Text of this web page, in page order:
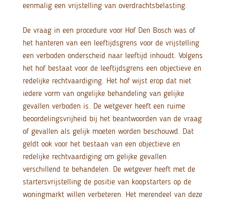
eenmalig een vrijstelling van overdrachtsbelasting.
De vraag in een procedure voor Hof Den Bosch was of
het hanteren van een leeftijdsgrens voor de vrijstelling
een verboden onderscheid naar leeftijd inhoudt. Volgens
het hof bestaat voor de leeftijdsgrens een objectieve en
redelijke rechtvaardiging. Het hof wijst erop dat niet
iedere vorm van ongelijke behandeling van gelijke
gevallen verboden is. De wetgever heeft een ruime
beoordelingsvrijheid bij het beantwoorden van de vraag
of gevallen als gelijk moeten worden beschouwd. Dat
geldt ook voor het bestaan van een objectieve en
redelijke rechtvaardiging om gelijke gevallen
verschillend te behandelen. De wetgever heeft met de
startersvrijstelling de positie van koopstarters op de
woningmarkt willen verbeteren. Het merendeel van deze